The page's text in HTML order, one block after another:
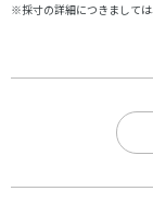
※採寸の詳細につきましては